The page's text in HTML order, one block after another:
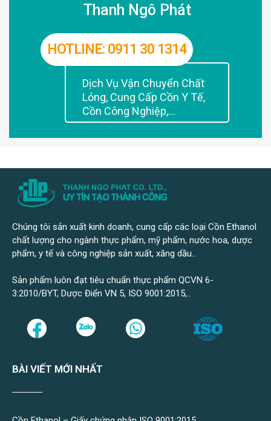
Thanh Ngô Phát
HOTLINE: 0911 30 1314
Dịch Vụ Vận Chuyển Chất
Lỏng, Cung Cấp Cồn Y Tế,
Cồn Công Nghiệp,...
Chúng tôi sản xuất kinh doanh, cung cấp các loại Cồn Ethanol
chất lượng cho ngành thực phẩm, mỹ phẩm, nước hoa, dược
phẩm, y tế và công nghiệp sản xuất, xăng dầu..
Sản phẩm luôn đạt tiêu chuẩn thực phẩm QCVN 6-
3:2010/BYT, Dược Điển VN 5, ISO 9001:2015,..
BÀI VIẾT MỚI NHẤT